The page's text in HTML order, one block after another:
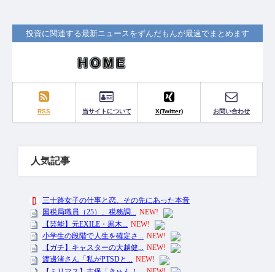
投資に関連する最新ニュースをずんだもんが最速でまとめます
RSS 当サイトについて X(Twitter) お問い合わせ
人気記事